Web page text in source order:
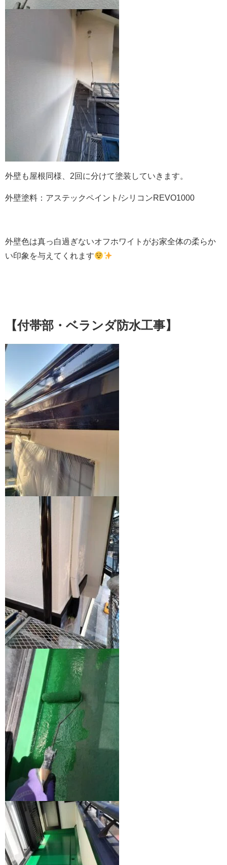
外壁も屋根同様、2回に分けて塗装していきます。
外壁塗料：アステックペイント/シリコンREVO1000
外壁色は真っ白過ぎないオフホワイトがお家全体の柔らか
い印象を与えてくれます
【付帯部・ベランダ防水工事】